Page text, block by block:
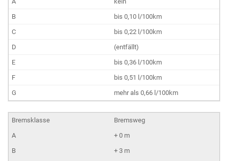
bis 0,10 l/100km
bis 0,22 l/100km
(entfällt)
bis 0,36 l/100km
bis 0,51 l/100km
mehr als 0,66 l/100km
Bremsweg
+ 0 m
+ 3 m